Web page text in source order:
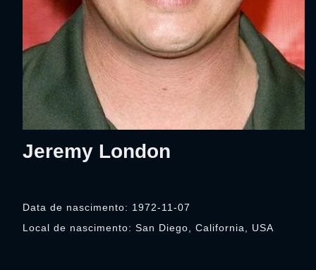
Jeremy London
Data de nascimento: 1972-11-07
Local de nascimento: San Diego, California, USA